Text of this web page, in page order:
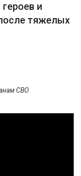
и
тяжелых
СВО